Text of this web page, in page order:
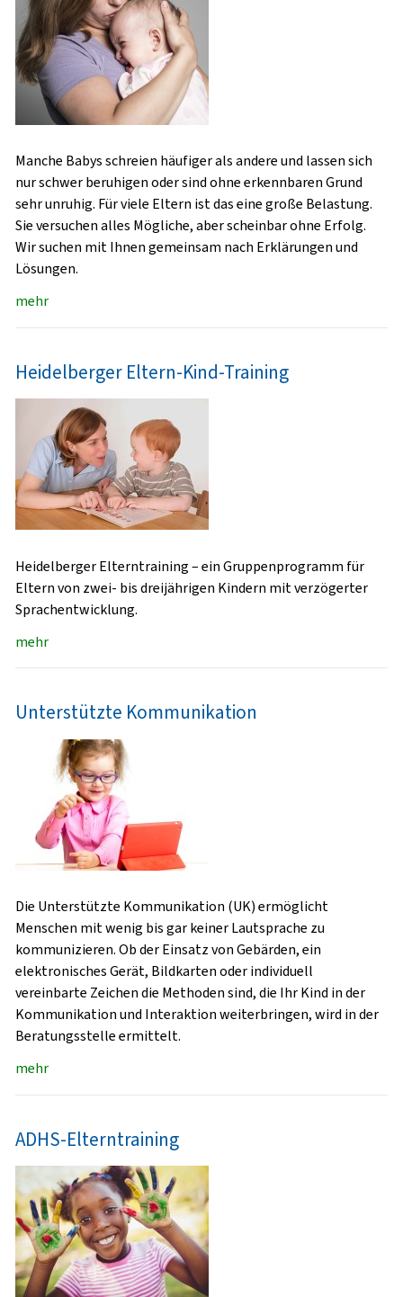
Manche Babys schreien häufiger als andere und lassen sich
nur schwer beruhigen oder sind ohne erkennbaren Grund
sehr unruhig. Für viele Eltern ist das eine große Belastung.
Sie versuchen alles Mögliche, aber scheinbar ohne Erfolg.
Wir suchen mit Ihnen gemeinsam nach Erklärungen und
Lösungen.
mehr
Heidelberger Eltern-Kind-Training
Heidelberger Elterntraining – ein Gruppenprogramm für
Eltern von zwei- bis dreijährigen Kindern mit verzögerter
Sprachentwicklung.
mehr
Unterstützte Kommunikation
Die Unterstützte Kommunikation (UK) ermöglicht
Menschen mit wenig bis gar keiner Lautsprache zu
kommunizieren. Ob der Einsatz von Gebärden, ein
elektronisches Gerät, Bildkarten oder individuell
vereinbarte Zeichen die Methoden sind, die Ihr Kind in der
Kommunikation und Interaktion weiterbringen, wird in der
Beratungsstelle ermittelt.
mehr
ADHS-Elterntraining